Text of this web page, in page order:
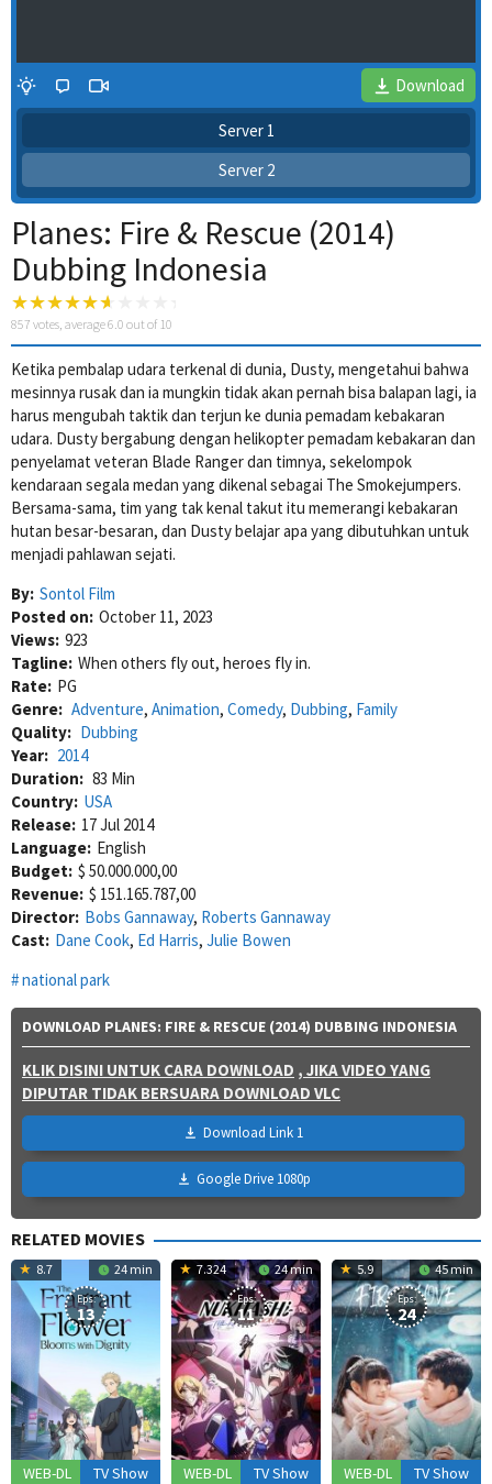
Download
Server 1
Server 2
Planes: Fire & Rescue (2014)
Dubbing Indonesia
857 votes, average6.0 out of 10
Ketika pembalap udara terkenal di dunia, Dusty, mengetahui bahwa
mesinnya rusak dan ia mungkin tidak akan pernah bisa balapan lagi, ia
harus mengubah taktik dan terjun ke dunia pemadam kebakaran
udara. Dusty bergabung dengan helikopter pemadam kebakaran dan
penyelamat veteran Blade Ranger dan timnya, sekelompok
kendaraan segala medan yang dikenal sebagai The Smokejumpers.
Bersama-sama, tim yang tak kenal takut itu memerangi kebakaran
hutan besar-besaran, dan Dusty belajar apa yang dibutuhkan untuk
menjadi pahlawan sejati.
By: Sontol Film
Posted on: October 11, 2023
Views: 923
Tagline: When others fly out, heroes fly in.
Rate: PG
Genre: Adventure, Animation, Comedy, Dubbing, Family
Quality: Dubbing
Year: 2014
Duration: 83 Min
Country: USA
Release: 17 Jul 2014
Language: English
Budget: $ 50.000.000,00
Revenue: $ 151.165.787,00
Director: Bobs Gannaway, Roberts Gannaway
Cast: Dane Cook, Ed Harris, Julie Bowen
national park
DOWNLOAD PLANES: FIRE & RESCUE (2014) DUBBING INDONESIA
KLIK DISINI UNTUK CARA DOWNLOAD , JIKA VIDEO YANG
DIPUTAR TIDAK BERSUARA DOWNLOAD VLC
Download Link 1
Google Drive 1080p
RELATED MOVIES
8.7 24 min
WEB-DL
Eps:
13
TV Show
7.324 24 min
WEB-DL
Eps:
11
TV Show
5.9 45 min
WEB-DL
Eps:
24
TV Show